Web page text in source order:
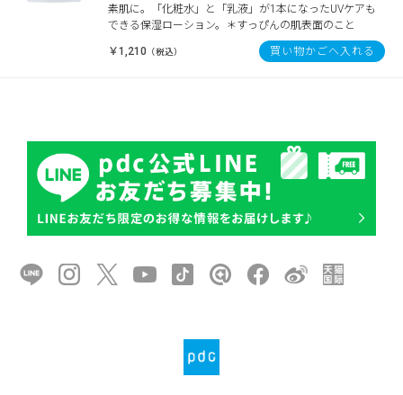
素肌に。「化粧水」と「乳液」が1本になったUVケアも
できる保湿ローション。＊すっぴんの肌表面のこと
￥1,210 （税込） 買い物かごへ入れる